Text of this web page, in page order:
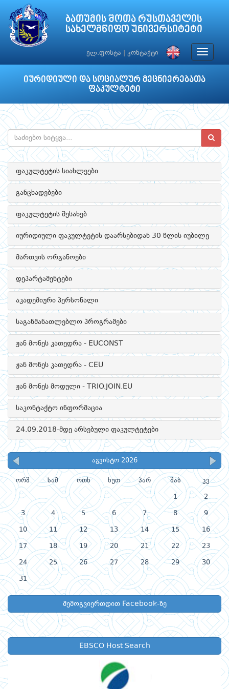
ბათუმის შოთა რუსთაველის
სახელმწიფო უნივერსიტეტი
ელ.ფოსტა კონტაქტი
Toggle
იურიდიული და სოციალურ მეცნიერებათა
ფაკულტეტი
ფაკულტეტის სიახლეები
განცხადებები
ფაკულტეტის შესახებ
იურიდიული ფაკულტეტის დაარსებიდან 30 წლის იუბილე
მართვის ორგანოები
დეპარტამენტები
აკადემიური პერსონალი
საგანმანათლებლო პროგრამები
ჟან მონეს კათედრა - EUCONST
ჟან მონეს კათედრა - CEU
ჟან მონეს მოდული - TRIO.JOIN.EU
საკონტაქტო ინფორმაცია
24.09.2018-მდე არსებული ფაკულტეტები
აგვისტო 2026
ორშ სამ ოთხ ხუთ პარ შაბ კვ
1 2
3 4 5 6 7 8 9
10 11 12 13 14 15 16
17 18 19 20 21 22 23
24 25 26 27 28 29 30
31
შემოგვიერთდით Facebook-ზე
EBSCO Host Search